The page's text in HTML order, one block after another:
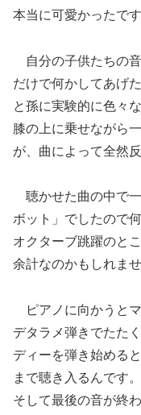
本当に可愛かったです
自分の子供たちの
だけで何かしてあげ
と孫に実験的に色々
膝の上に乗せながら
が、曲によって全然
聴かせた曲の中で
ボット」でしたので
オクターブ跳躍のと
余計なのかもしれま
ピアノに向かうと
デタラメ弾きでたた
ディーを弾き始める
まで聴き入るんです。
そして最後の音が終